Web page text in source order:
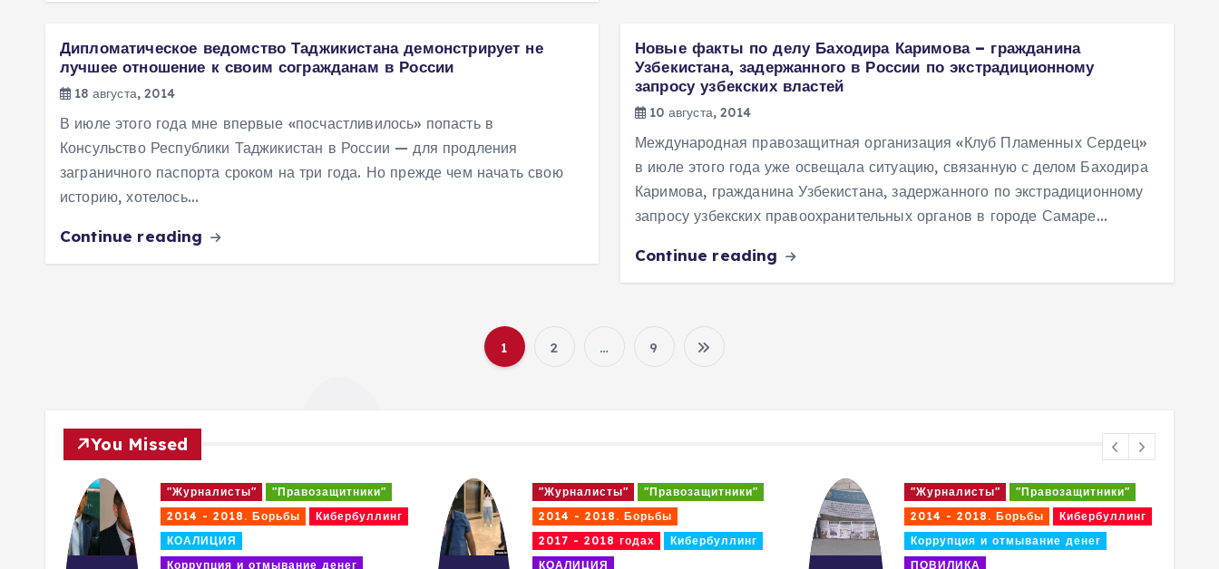
Дипломатическое ведомство Таджикистана демонстрирует не
лучшее отношение к своим согражданам в России
18 августа, 2014
В июле этого года мне впервые «посчастливилось» попасть в
Консульство Республики Таджикистан в России — для продления
заграничного паспорта сроком на три года. Но прежде чем начать свою
историю, хотелось…
Continue reading
Новые факты по делу Баходира Каримова – гражданина
Узбекистана, задержанного в России по экстрадиционному
запросу узбекских властей
10 августа, 2014
Международная правозащитная организация «Клуб Пламенных Сердец»
в июле этого года уже освещала ситуацию, связанную с делом Баходира
Каримова, гражданина Узбекистана, задержанного по экстрадиционному
запросу узбекских правоохранительных органов в городе Самаре…
Continue reading
П
г
и
1 2 … 9
You Missed
"Журналисты"
"Правозащитники"
2014 - 2018. Борьбы
2017 - 2018 годах
КОАЛИЦИЯ
"Журналисты"
"Правозащитники"
2014 - 2018. Борьбы
Коррупция и отмывание денег
ПОВИЛИКА
"Журналисты"
"Правозащитники"
2014 - 2018. Борьбы
2017 - 2018 годах
Кибербуллинг
Коррупция и отмывание денег
ПОВИЛИКА
Покрователи и спонсоры